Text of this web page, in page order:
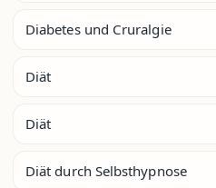
Diabetes und Cruralgie
Diät
Diät
Diät durch Selbsthypnose